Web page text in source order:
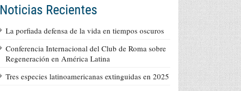
Noticias Recientes
La porfiada defensa de la vida en tiempos oscuros
Conferencia Internacional del Club de Roma sobre
Regeneración en América Latina
Tres especies latinoamericanas extinguidas en 2025